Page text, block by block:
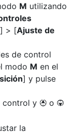
M utilizando
] > [Ajuste de
de control
modo M en el
] y pulse
control y 1 o 3
la